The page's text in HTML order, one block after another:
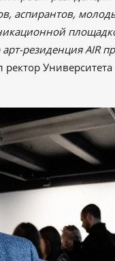
аспирантов,
резиденция AIR
ректор